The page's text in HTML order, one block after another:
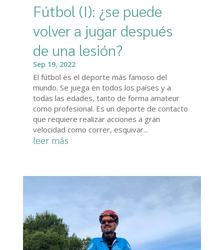
Fútbol (I): ¿se puede
volver a jugar después
de una lesión?
Sep 19, 2022
El fútbol es el deporte más famoso del
mundo. Se juega en todos los países y a
todas las edades, tanto de forma amateur
como profesional. Es un deporte de contacto
que requiere realizar acciones a gran
velocidad como correr, esquivar...
leer más